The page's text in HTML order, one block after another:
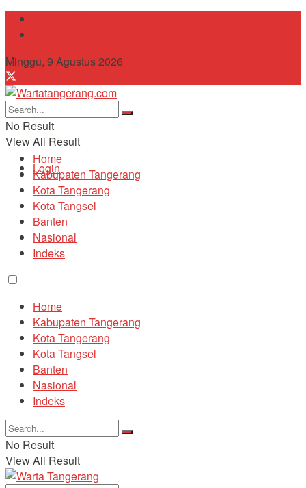
Minggu, 9 Agustus 2026
No Result
View All Result
Login
Home
Kabupaten Tangerang
Kota Tangerang
Kota Tangsel
Banten
Nasional
Indeks
Home
Kabupaten Tangerang
Kota Tangerang
Kota Tangsel
Banten
Nasional
Indeks
No Result
View All Result